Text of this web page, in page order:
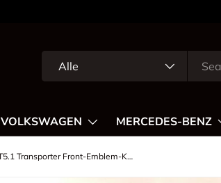
Alle
VOLKSWAGEN MERCEDES-BENZ
Für VW T5.1 Transporter Front-Emblem-Kühlergrill (matt) lackiert und eingebaut | Van-X